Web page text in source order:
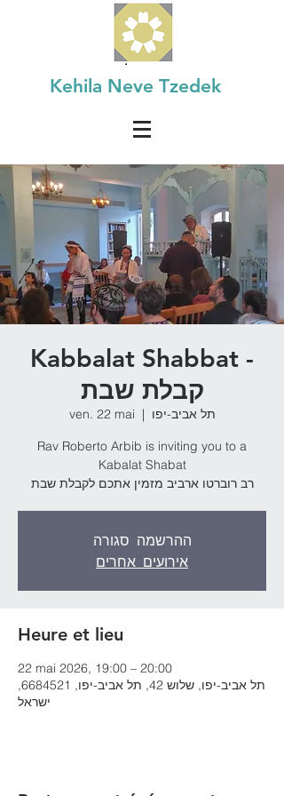
Kehila Neve Tzedek
Kabbalat Shabbat -
קבלת שבת
ven. 22 mai
  |
תל אביב-יפו
Rav Roberto Arbib is inviting you to a
Kabalat Shabat
רב רוברטו ארביב מזמין אתכם לקבלת שבת
ההרשמה סגורה
אירועים אחרים
Heure et lieu
22 mai 2026, 19:00 – 20:00
תל אביב-יפו, שלוש 42, תל אביב-יפו, 6684521,
ישראל